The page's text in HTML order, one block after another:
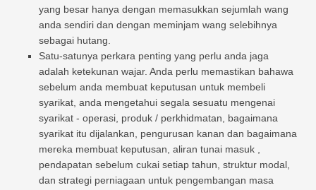
yang besar hanya dengan memasukkan sejumlah wang
anda sendiri dan dengan meminjam wang selebihnya
sebagai hutang.
Satu-satunya perkara penting yang perlu anda jaga
adalah ketekunan wajar. Anda perlu memastikan bahawa
sebelum anda membuat keputusan untuk membeli
syarikat, anda mengetahui segala sesuatu mengenai
syarikat - operasi, produk / perkhidmatan, bagaimana
syarikat itu dijalankan, pengurusan kanan dan bagaimana
mereka membuat keputusan, aliran tunai masuk ,
pendapatan sebelum cukai setiap tahun, struktur modal,
dan strategi perniagaan untuk pengembangan masa